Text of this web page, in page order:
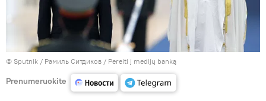
© Sputnik / Рамиль Ситдиков / Pereiti į medijų banką
Prenumeruokite